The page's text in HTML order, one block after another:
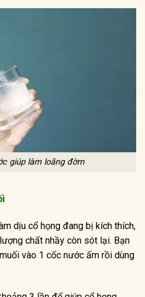
giúp làm loãng đờm
dịu cổ họng đang bị kích thích,
chất nhầy còn sót lại. Bạn
vào 1 cốc nước ấm rồi dùng